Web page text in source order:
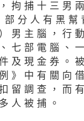
拘捕十三男
部分人有黑幫
男主腦，行
七部電腦、
及現金券。
》中有關向
留調查，而
人被捕。